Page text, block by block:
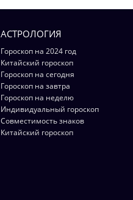
АСТРОЛОГИЯ
Гороскоп на 2024 год
Китайский гороскоп
Гороскоп на сегодня
Гороскоп на завтра
Гороскоп на неделю
Индивидуальный гороскоп
Совместимость знаков
Китайский гороскоп